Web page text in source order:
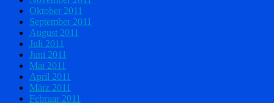
Oktober 2011
September 2011
August 2011
Juli 2011
Juni 2011
Mai 2011
April 2011
März 2011
Februar 2011